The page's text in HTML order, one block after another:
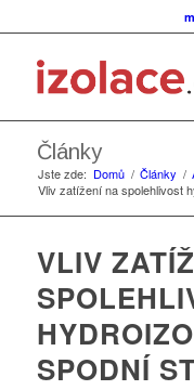
Články
Jste zde: Domů / Články /
Vliv zatížení na spolehlivost
VLIV
SPODNÍ